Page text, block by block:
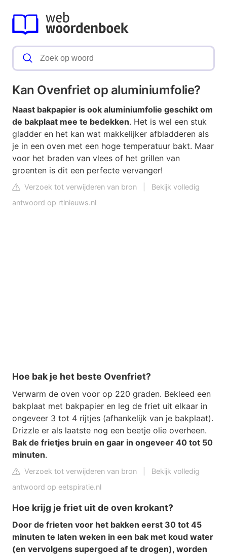
Kan Ovenfriet op aluminiumfolie?
Naast bakpapier is ook aluminiumfolie geschikt om
de bakplaat mee te bedekken. Het is wel een stuk
gladder en het kan wat makkelijker afbladderen als
je in een oven met een hoge temperatuur bakt. Maar
voor het braden van vlees of het grillen van
groenten is dit een perfecte vervanger!
Verzoek tot verwijderen van bron
Bekijk volledig
antwoord op rtlnieuws.nl
Hoe bak je het beste Ovenfriet?
Verwarm de oven voor op 220 graden. Bekleed een
bakplaat met bakpapier en leg de friet uit elkaar in
ongeveer 3 tot 4 rijtjes (afhankelijk van je bakplaat).
Drizzle er als laatste nog een beetje olie overheen.
Bak de frietjes bruin en gaar in ongeveer 40 tot 50
minuten.
Verzoek tot verwijderen van bron
Bekijk volledig
antwoord op eetspiratie.nl
Hoe krijg je friet uit de oven krokant?
Door de frieten voor het bakken eerst 30 tot 45
minuten te laten weken in een bak met koud water
(en vervolgens supergoed af te drogen), worden